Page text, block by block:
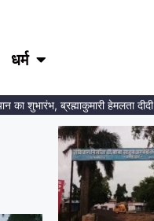
धर्म
ब्रह्माकुमारी हेमलता दीदी ने